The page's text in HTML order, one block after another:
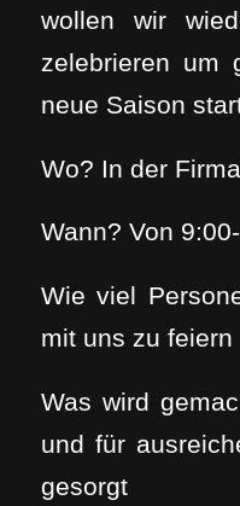
wollen wir
zelebrieren um
neue Saison
Wo? In der
Wann? Von
Wie viel
mit uns zu feiern
Was wird
und für
gesorgt